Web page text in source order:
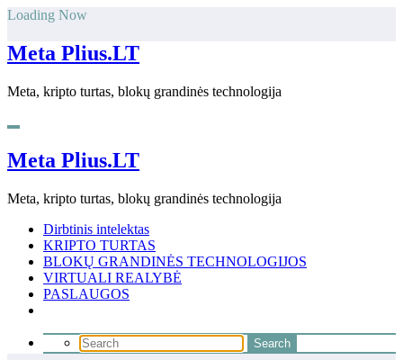
Skip
content
Loading Now
Meta Plius.LT
Meta, kripto turtas, blokų grandinės technologija
Meta Plius.LT
Meta, kripto turtas, blokų grandinės technologija
Dirbtinis intelektas
KRIPTO TURTAS
BLOKŲ GRANDINĖS TECHNOLOGIJOS
VIRTUALI REALYBĖ
PASLAUGOS